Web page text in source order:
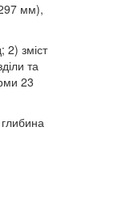
мм),
2) зміст
та
23
глибина